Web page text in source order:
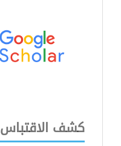
كشف الاقتباس